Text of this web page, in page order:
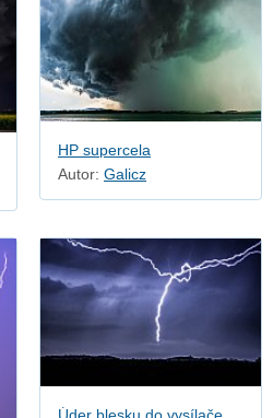
HP supercela
Autor: Galicz